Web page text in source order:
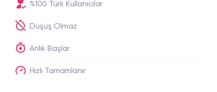
%100 Türk Kullanıcılar
Düşüş Olmaz
Anlık Başlar
Hızlı Tamamlanır